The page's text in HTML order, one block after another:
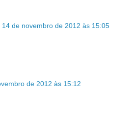
14 de novembro de 2012 às 15:05
de 2012 às 15:12